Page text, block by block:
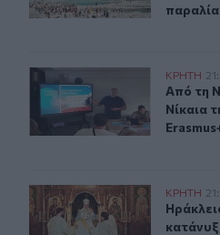
παραλία
Από τη Νέα Αλικαρνασσό
ΚΡΗΤΗ
Από τη
Από τη
Νίκαια
Ηράκλειο: Με λαμπρότητα
ΚΡΗΤΗ